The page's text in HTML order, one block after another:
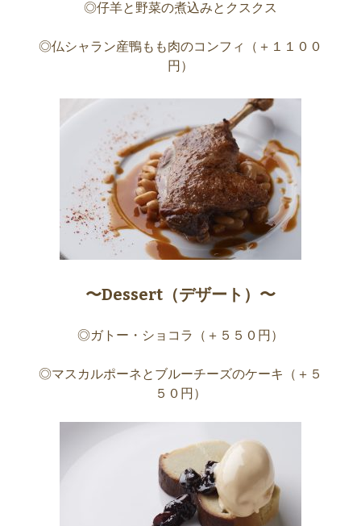
◎仔羊と野菜の煮込みとクスクス
◎仏シャラン産鴨もも肉のコンフィ（＋１１００
円）
〜Dessert（デザート）〜
◎ガトー・ショコラ（＋５５０円）
◎マスカルポーネとブルーチーズのケーキ（＋５
５０円）